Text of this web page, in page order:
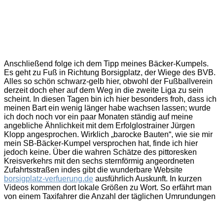
Anschließend folge ich dem Tipp meines Bäcker-Kumpels.
Es geht zu Fuß in Richtung Borsigplatz, der Wiege des BVB.
Alles so schön schwarz-gelb hier, obwohl der Fußballverein
derzeit doch eher auf dem Weg in die zweite Liga zu sein
scheint. In diesen Tagen bin ich hier besonders froh, dass ich
meinen Bart ein wenig länger habe wachsen lassen; wurde
ich doch noch vor ein paar Monaten ständig auf meine
angebliche Ähnlichkeit mit dem Erfolglostrainer Jürgen
Klopp angesprochen. Wirklich „barocke Bauten“, wie sie mir
mein SB-Bäcker-Kumpel versprochen hat, finde ich hier
jedoch keine. Über die wahren Schätze des pittoresken
Kreisverkehrs mit den sechs sternförmig angeordneten
Zufahrtsstraßen indes gibt die wunderbare Website
borsigplatz-verfuerung.de ausführlich Auskunft. In kurzen
Videos kommen dort lokale Größen zu Wort. So erfährt man
von einem Taxifahrer die Anzahl der täglichen Umrundungen